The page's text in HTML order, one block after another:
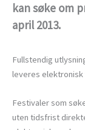
kan søke om
april 2013.
Fullstendig
leveres elektronisk
Festivaler som
uten tidsfrist